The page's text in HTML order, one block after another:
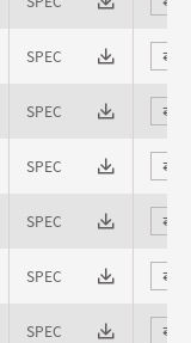
SPEC ⇄
SPEC ⇄
SPEC ⇄
SPEC ⇄
SPEC ⇄
SPEC ⇄